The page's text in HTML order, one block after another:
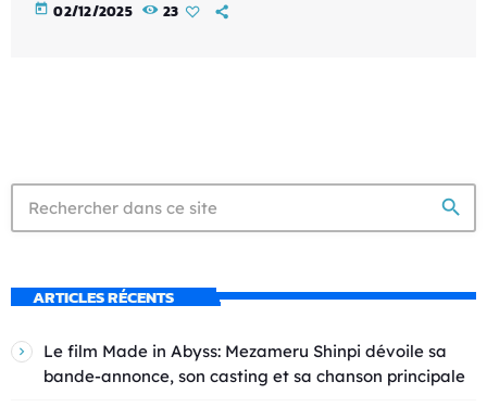
today 02/12/2025 23
search
ARTICLES RÉCENTS
Le film Made in Abyss: Mezameru Shinpi dévoile sa
bande-annonce, son casting et sa chanson principale